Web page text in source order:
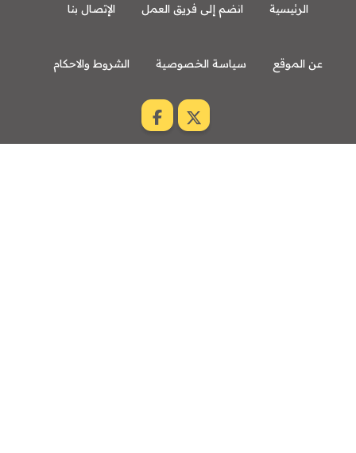
الرئيسية انضم إلى فريق العمل الإتصال بنا
عن الموقع سياسة الخصوصية الشروط والاحكام